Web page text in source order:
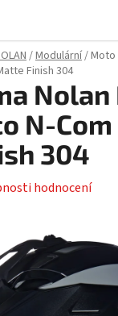
/Modulární/Moto
Finish 304
Nolan
N-
304
hodnocení